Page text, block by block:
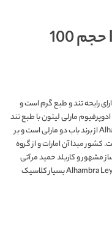
رایحه تند و طبع گرم است و
مارلی لیتون با طبع تند
و گرم جایگزین مناسبی برای ادکلن Alhambra Leyden از برند باب دو مارلی است و بر
مبدا آن امارات و از گروه
مشهور و کاربلد حمید مرآتی
کاشانی Hamid Merati-Kashani است. بطری Alhambra Leyden بسیار کلاسیک